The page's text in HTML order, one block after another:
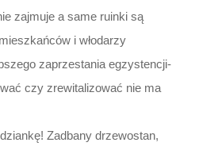
zajmuje a same ruinki są
i włodarzy
zaprzestania egzystencji-
czy zrewitalizować nie ma
Zadbany drzewostan,